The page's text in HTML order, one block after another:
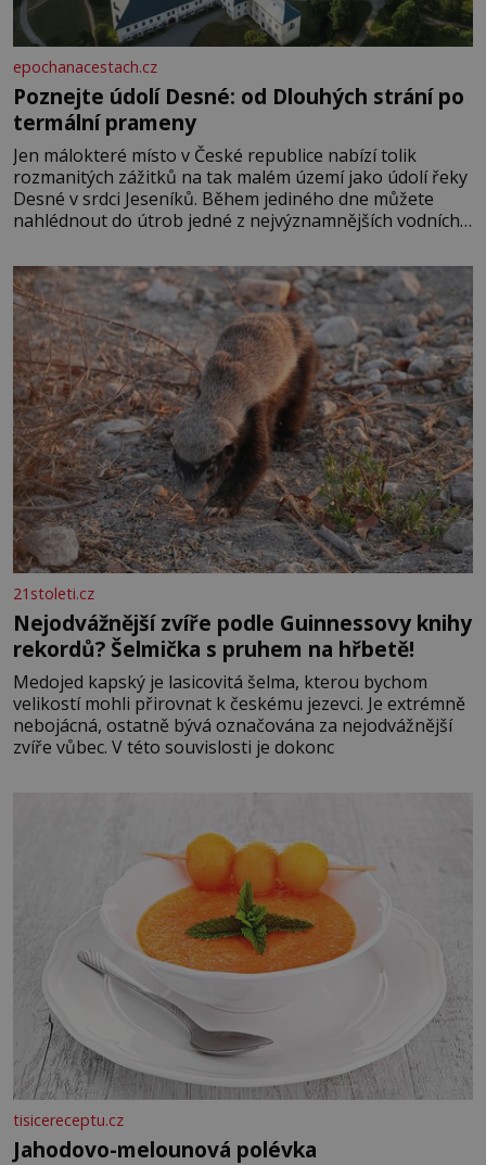
epochanacestach.cz
Poznejte údolí Desné: od Dlouhých strání po
termální prameny
Jen málokteré místo v České republice nabízí tolik
rozmanitých zážitků na tak malém území jako údolí řeky
Desné v srdci Jeseníků. Během jediného dne můžete
nahlédnout do útrob jedné z nejvýznamnějších vodních
se na koloběžce a den zakončit poznáváním památek ve
Velkých Losinách nebo v termálním
21stoleti.cz
Nejodvážnější zvíře podle Guinnessovy knihy
rekordů? Šelmička s pruhem na hřbetě!
Medojed kapský je lasicovitá šelma, kterou bychom
velikostí mohli přirovnat k českému jezevci. Je extrémně
nebojácná, ostatně bývá označována za nejodvážnější
zvíře vůbec. V této souvislosti je dokonc
tisicereceptu.cz
Jahodovo-melounová polévka